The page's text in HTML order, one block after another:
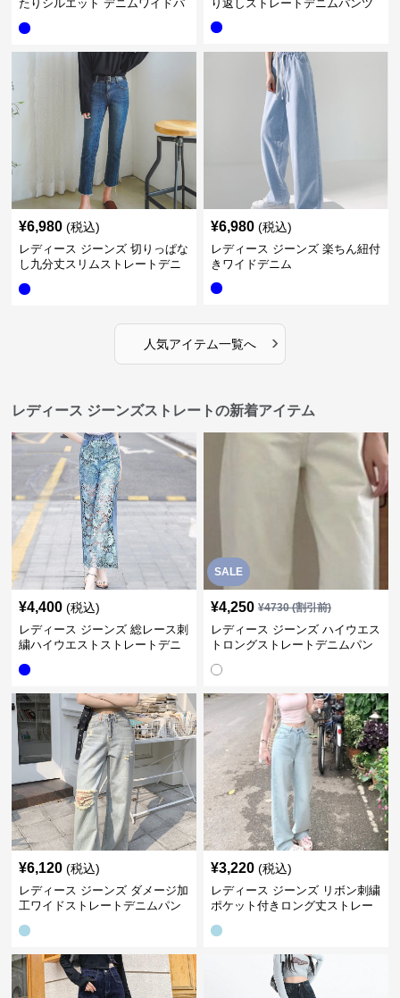
たりシルエット デニムワイドパ
り返しストレートデニムパンツ
¥6,980 (税込)
レディース ジーンズ 切りっぱな
し九分丈スリムストレートデニ
¥6,980 (税込)
レディース ジーンズ 楽ちん紐付
きワイドデニム
人気アイテム一覧へ ›
レディース ジーンズストレートの新着アイテム
¥4,400 (税込)
レディース ジーンズ 総レース刺
繍ハイウエストストレートデニ
SALE
¥4,250 ¥4730(割引前)
レディース ジーンズ ハイウエス
トロングストレートデニムパン
¥6,120 (税込)
レディース ジーンズ ダメージ加
工ワイドストレートデニムパン
¥3,220 (税込)
レディース ジーンズ リボン刺繍
ポケット付きロング丈ストレー